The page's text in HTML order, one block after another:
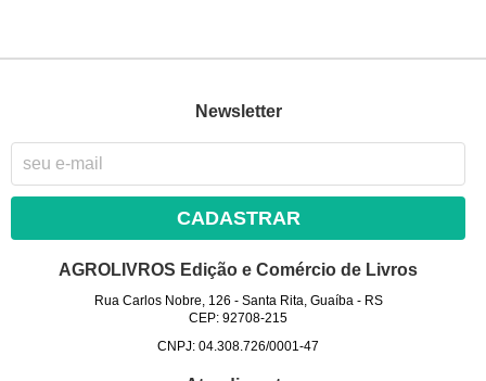
Newsletter
CADASTRAR
AGROLIVROS Edição e Comércio de Livros
Rua Carlos Nobre, 126 - Santa Rita, Guaíba- RS
CEP: 92708-215
CNPJ: 04.308.726/0001-47